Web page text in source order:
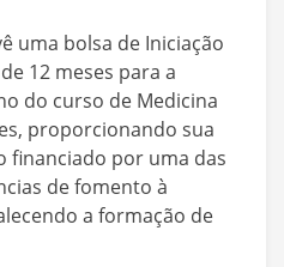
uma bolsa de Iniciação
12 meses para a
do curso de Medicina
proporcionando sua
financiado por uma das
de fomento à
a formação de